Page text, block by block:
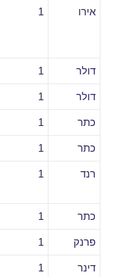
אירו 1
דולר 1
דולר 1
כתר 1
כתר 1
רנד 1
כתר 1
פרנק 1
דינר 1